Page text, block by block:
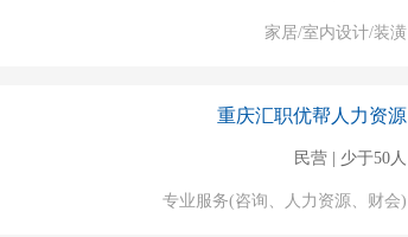
家居/室内设计/装潢
重庆汇职优帮人力资源
民营 | 少于50人
专业服务(咨询、人力资源、财会)